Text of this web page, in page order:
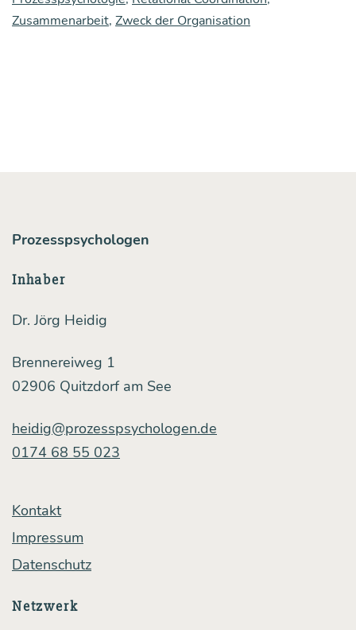
Zusammenarbeit, Zweck der Organisation
Prozesspsychologen
Inhaber
Dr. Jörg Heidig
Brennereiweg 1
02906 Quitzdorf am See
heidig@prozesspsychologen.de
0174 68 55 023
Kontakt
Impressum
Datenschutz
Netzwerk